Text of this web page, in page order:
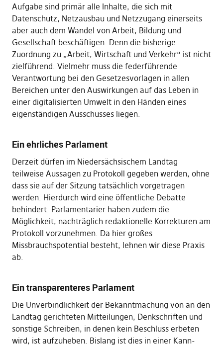
Aufgabe sind primär alle Inhalte, die sich mit
Datenschutz, Netzausbau und Netzzugang einerseits
aber auch dem Wandel von Arbeit, Bildung und
Gesellschaft beschäftigen. Denn die bisherige
Zuordnung zu „Arbeit, Wirtschaft und Verkehr“ ist nicht
zielführend. Vielmehr muss die federführende
Verantwortung bei den Gesetzesvorlagen in allen
Bereichen unter den Auswirkungen auf das Leben in
einer digitalisierten Umwelt in den Händen eines
eigenständigen Ausschusses liegen.
Ein ehrliches Parlament
Derzeit dürfen im Niedersächsischem Landtag
teilweise Aussagen zu Protokoll gegeben werden, ohne
dass sie auf der Sitzung tatsächlich vorgetragen
werden. Hierdurch wird eine öffentliche Debatte
behindert. Parlamentarier haben zudem die
Möglichkeit, nachträglich redaktionelle Korrekturen am
Protokoll vorzunehmen. Da hier großes
Missbrauchspotential besteht, lehnen wir diese Praxis
ab.
Ein transparenteres Parlament
Die Unverbindlichkeit der Bekanntmachung von an den
Landtag gerichteten Mitteilungen, Denkschriften und
sonstige Schreiben, in denen kein Beschluss erbeten
wird, ist aufzuheben. Bislang ist dies in einer Kann-